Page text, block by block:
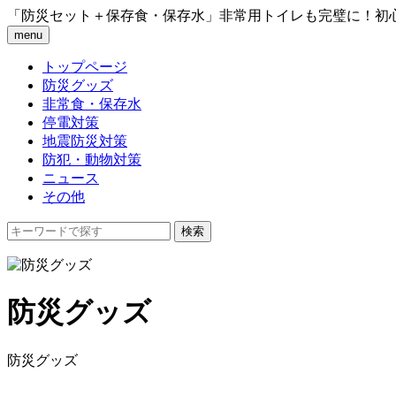
「防災セット＋保存食・保存水」非常用トイレも完璧に！初
menu
トップページ
防災グッズ
非常食・保存水
停電対策
地震防災対策
防犯・動物対策
ニュース
その他
防災グッズ
防災グッズ